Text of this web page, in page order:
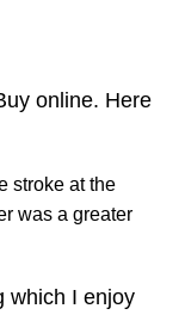
online. Here
stroke at the
was a greater
which I enjoy